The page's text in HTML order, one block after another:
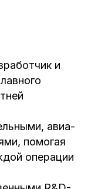
и
авиа-
помогая
операции